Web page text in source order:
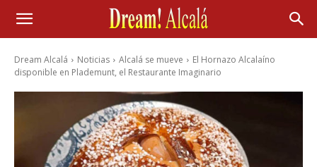
Dream Alcalá Noticias Alcalá se mueve
El Hornazo Alcalaíno
disponible en Plademunt, el Restaurante Imaginario